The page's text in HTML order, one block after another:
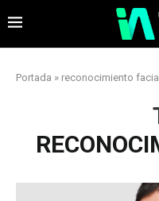
Portada » reconocimiento facial